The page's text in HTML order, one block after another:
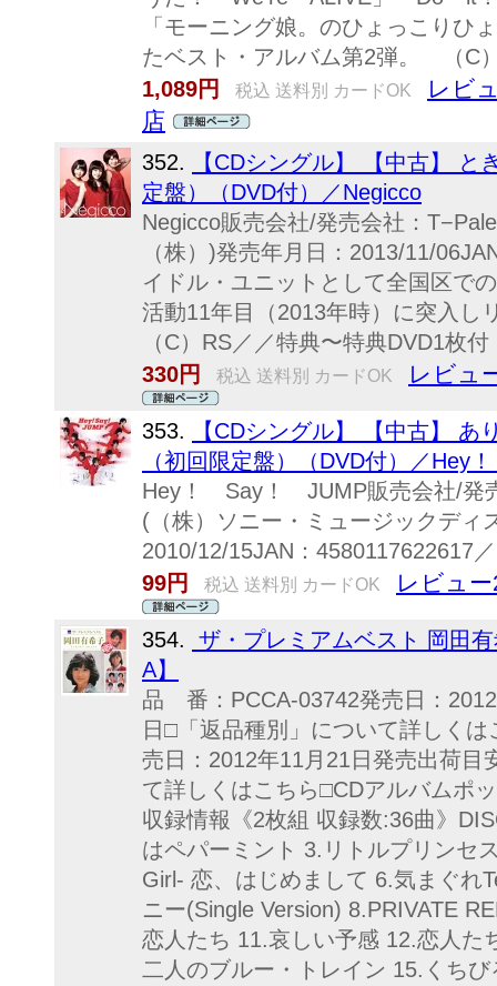
「モーニング娘。のひょっこりひ
たベスト・アルバム第2弾。 （C
1,089円
税込 送料別 カードOK
レビ
店
352.
【CDシングル】 【中古】
定盤）（DVD付）／Negicco
Negicco販売会社/発売会社：
（株）)発売年月日：2013/11/
イドル・ユニットとして全国区で
活動11年目（2013年時）に突入
（C）RS／／特典〜特典DVD1枚付
330円
税込 送料別 カードOK レビュ
353.
【CDシングル】 【中古】
（初回限定盤）（DVD付）／
Hey！ Say！ JUMP販売会社/発
(（株）ソニー・ミュージックディ
2010/12/15JAN：4580117622617
99円
税込 送料別 カードOK レビュ
354.
ザ・プレミアムベスト 岡田
A】
品 番：PCCA-03742発売日：
日□「返品種別」について詳しく
売日：2012年11月21日発売出荷目
て詳しくはこちら□CDアルバムポ
収録情報《2枚組 収録数:36曲》
はペパーミント 3.リトルプリンセ
Girl- 恋、はじめまして 6.気まぐれ
ニー(Single Version) 8.PRIVATE
恋人たち 11.哀しい予感 12.恋人た
二人のブルー・トレイン 15.くち